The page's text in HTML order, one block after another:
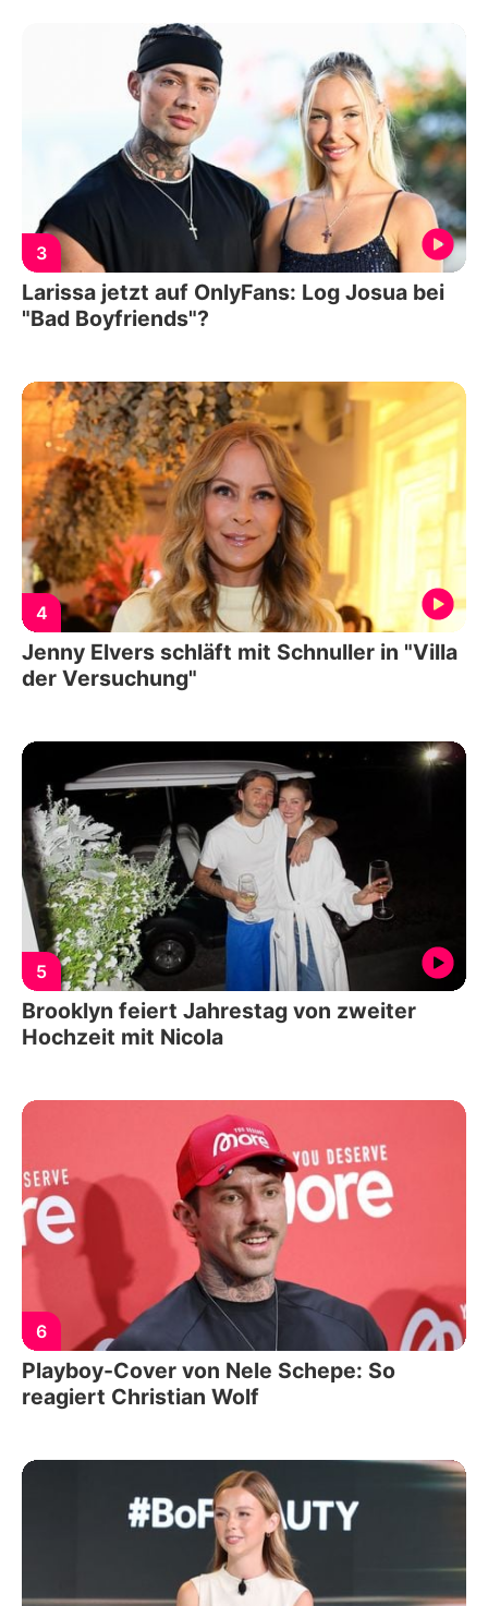
3
Larissa jetzt auf OnlyFans: Log Josua bei
"Bad Boyfriends"?
4
Jenny Elvers schläft mit Schnuller in "Villa
der Versuchung"
5
Brooklyn feiert Jahrestag von zweiter
Hochzeit mit Nicola
6
Playboy-Cover von Nele Schepe: So
reagiert Christian Wolf